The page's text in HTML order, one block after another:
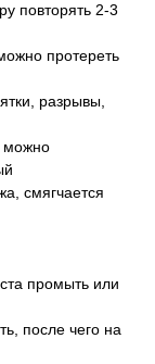
повторять 2-3
протереть
разрывы,
можно
смягчается
промыть или
после чего на